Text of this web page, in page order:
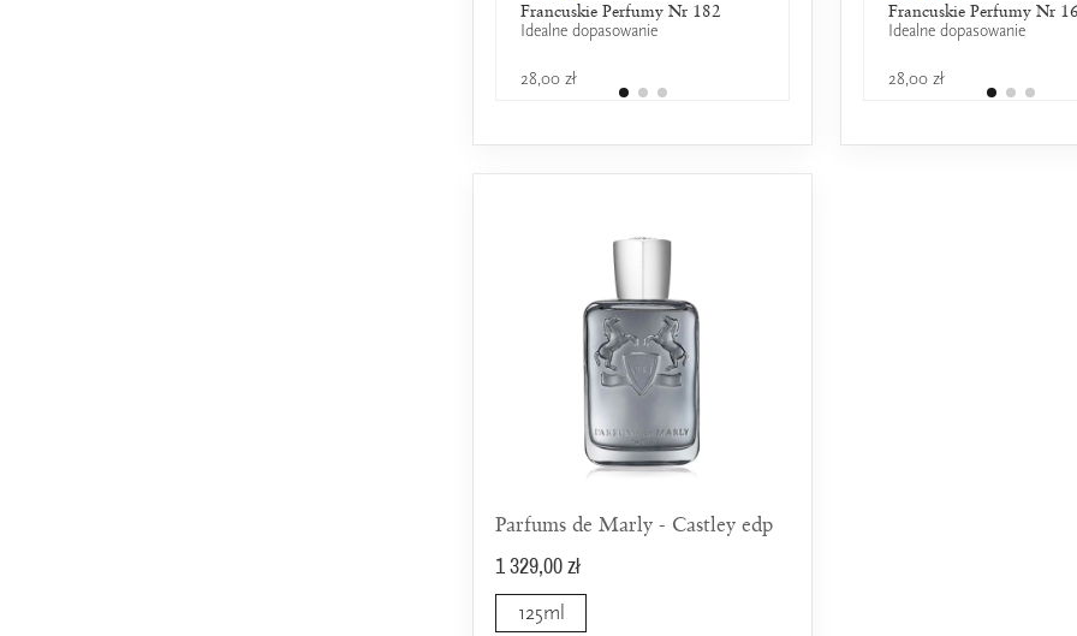
Francuskie Perfumy Nr 182
Idealne dopasowanie
28,00 zł
Shiseido - Zen
25% wspólnych nut zapachowych
Francuskie Perfumy Nr
Idealne dopasowanie
28,00 zł
Parfums de Marly - Castley edp
1 329,00 zł
125ml